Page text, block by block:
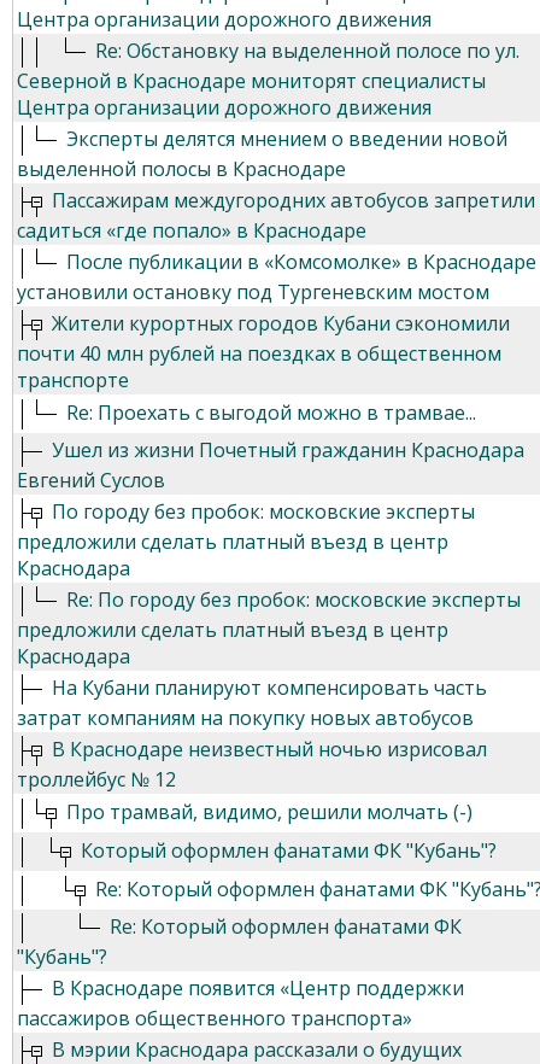
Центра организации дорожного движения
Re: Обстановку на выделенной полосе по ул.
Северной в Краснодаре мониторят специалисты
Центра организации дорожного движения
Эксперты делятся мнением о введении новой
выделенной полосы в Краснодаре
Пассажирам междугородних автобусов запретили
садиться «где попало» в Краснодаре
После публикации в «Комсомолке» в Краснодаре
установили остановку под Тургеневским мостом
Жители курортных городов Кубани сэкономили
почти 40 млн рублей на поездках в общественном
транспорте
Re: Проехать с выгодой можно в трамвае...
Ушел из жизни Почетный гражданин Краснодара
Евгений Суслов
По городу без пробок: московские эксперты
предложили сделать платный въезд в центр
Краснодара
Re: По городу без пробок: московские эксперты
предложили сделать платный въезд в центр
Краснодара
На Кубани планируют компенсировать часть
затрат компаниям на покупку новых автобусов
В Краснодаре неизвестный ночью изрисовал
троллейбус № 12
Про трамвай, видимо, решили молчать (-)
Который оформлен фанатами ФК "Кубань"?
Re: Который оформлен фанатами ФК
Re: Который оформлен фанатами ФК
"Кубань"?
В Краснодаре появится «Центр поддержки
пассажиров общественного транспорта»
В мэрии Краснодара рассказали о будущих